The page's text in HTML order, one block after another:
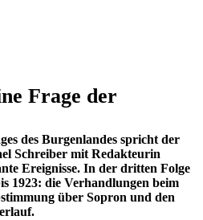
Frage der
des Burgenlandes spricht der
Schreiber mit Redakteurin
Ereignisse. In der dritten Folge
1923: die Verhandlungen beim
über Sopron und den